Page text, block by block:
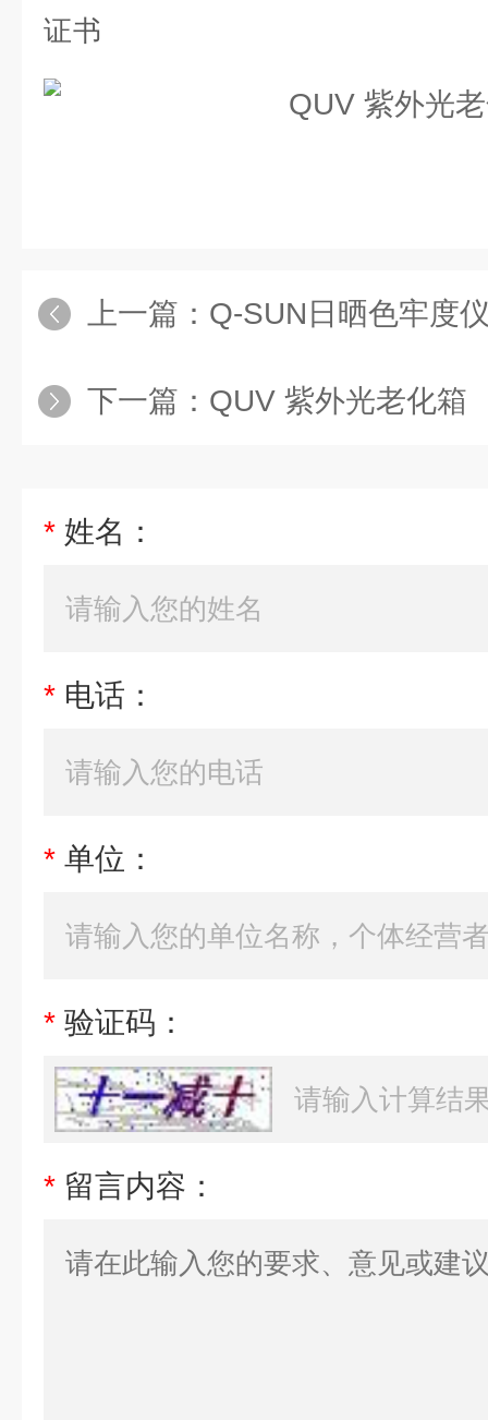
证书
上一篇： Q-SUN日晒色牢度
下一篇： QUV 紫外光老化箱
* 姓名：
* 电话：
* 单位：
* 验证码：
* 留言内容：